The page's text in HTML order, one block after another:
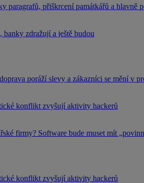
paragrafů, přiškrcení památkářů a hlavně
banky zdražují a ještě budou
poráží slevy a zákazníci se mění v
konflikt zvyšují aktivity hackerů
firmy? Software bude muset mít
konflikt zvyšují aktivity hackerů